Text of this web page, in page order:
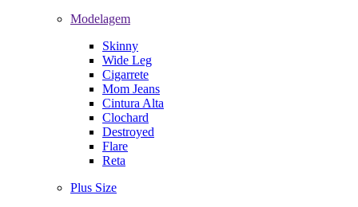
Modelagem
Skinny
Wide Leg
Cigarrete
Mom Jeans
Cintura Alta
Clochard
Destroyed
Flare
Reta
Plus Size